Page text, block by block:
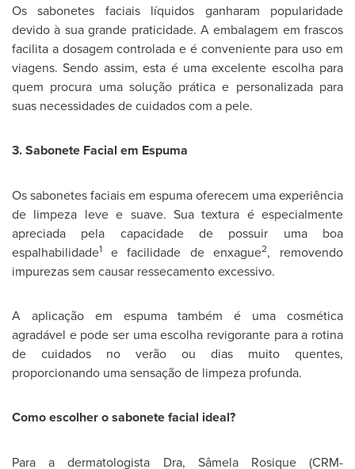
Os sabonetes faciais líquidos ganharam popularidade
devido à sua grande praticidade. A embalagem em frascos
facilita a dosagem controlada e é conveniente para uso em
viagens. Sendo assim, esta é uma excelente escolha para
quem procura uma solução prática e personalizada para
suas necessidades de cuidados com a pele.
3. Sabonete Facial em Espuma
Os sabonetes faciais em espuma oferecem uma experiência
de limpeza leve e suave. Sua textura é especialmente
apreciada pela capacidade de possuir uma boa
espalhabilidade1 e facilidade de enxague2, removendo
impurezas sem causar ressecamento excessivo.
A aplicação em espuma também é uma cosmética
agradável e pode ser uma escolha revigorante para a rotina
de cuidados no verão ou dias muito quentes,
proporcionando uma sensação de limpeza profunda.
Como escolher o sabonete facial ideal?
Para a dermatologista Dra, Sâmela Rosique (CRM-